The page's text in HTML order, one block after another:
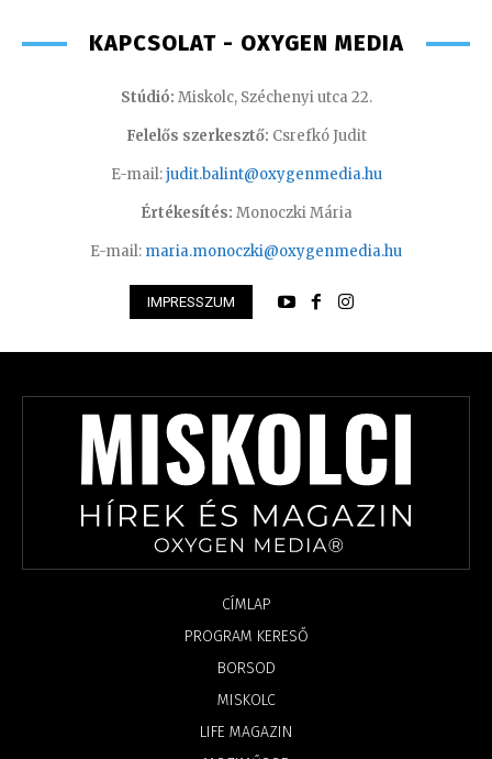
KAPCSOLAT - OXYGEN MEDIA
Stúdió: Miskolc, Széchenyi utca 22.
Felelős szerkesztő: Csrefkó Judit
E-mail:judit.balint@oxygenmedia.hu
Értékesítés: Monoczki Mária
E-mail: maria.monoczki@oxygenmedia.hu
IMPRESSZUM
CÍMLAP
PROGRAM KERESŐ
BORSOD
MISKOLC
LIFE MAGAZIN